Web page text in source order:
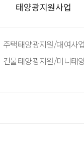
태양광지원사업
주택태양광지원/대여사업
건물태양광지원/미니태